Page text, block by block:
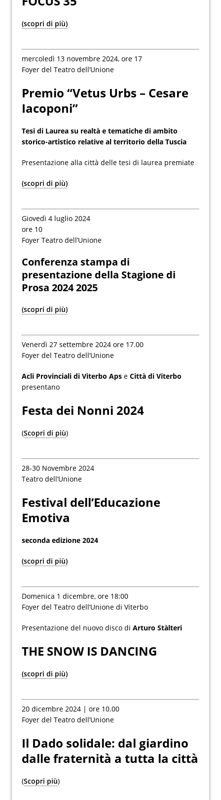
(scopri di più)
mercoledì 13 novembre 2024, ore 17
Foyer del Teatro dell’Unione
Premio “Vetus Urbs – Cesare
Iacoponi”
Tesi di Laurea su realtà e tematiche di ambito
storico-artistico relative al territorio della Tuscia
Presentazione alla città delle tesi di laurea premiate
(scopri di più)
Giovedì 4 luglio 2024
ore 10
Foyer Teatro dell’Unione
Conferenza stampa di
presentazione della Stagione di
Prosa 2024 2025
(scopri di più)
Venerdì 27 settembre 2024 ore 17.00
Foyer del Teatro dell’Unione
Acli Provinciali di Viterbo Aps e Città di Viterbo
presentano
Festa dei Nonni 2024
(Scopri di più)
28-30 Novembre 2024
Teatro dell’Unione
Festival dell’Educazione
Emotiva
seconda edizione 2024
(scopri di più)
Domenica 1 dicembre, ore 18:00
Foyer del Teatro dell’Unione di Viterbo
Presentazione del nuovo disco di Arturo Stàlteri
THE SNOW IS DANCING
(scopri di più)
20 dicembre 2024 | ore 10.00
Foyer del Teatro dell’Unione
Il Dado solidale: dal giardino
dalle fraternità a tutta la città
(Scopri più)